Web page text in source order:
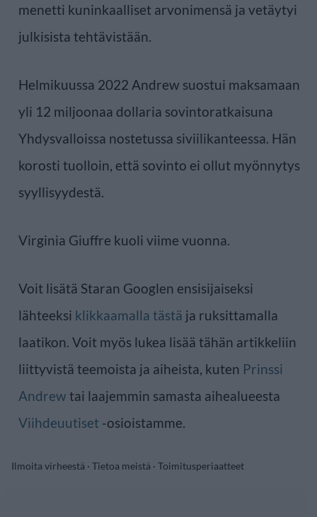
menetti kuninkaalliset arvonimensä ja vetäytyi
julkisista tehtävistään.
Helmikuussa 2022 Andrew suostui maksamaan
yli 12 miljoonaa dollaria sovintoratkaisuna
Yhdysvalloissa nostetussa siviilikanteessa. Hän
korosti tuolloin, että sovinto ei ollut myönnytys
syyllisyydestä.
Virginia Giuffre kuoli viime vuonna.
Voit lisätä Staran Googlen ensisijaiseksi
lähteeksi klikkaamalla tästä ja ruksittamalla
laatikon. Voit myös lukea lisää tähän artikkeliin
liittyvistä teemoista ja aiheista, kuten Prinssi
Andrew tai laajemmin samasta aihealueesta
Viihdeuutiset -osioistamme.
Ilmoita virheestä · Tietoa meistä · Toimitusperiaatteet